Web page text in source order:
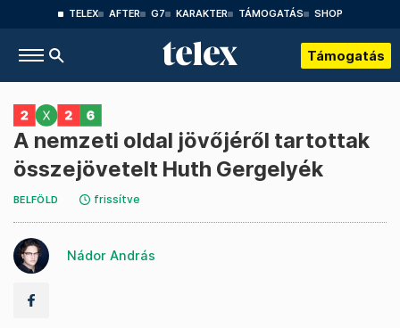
TELEX AFTER G7 KARAKTER TÁMOGATÁS SHOP
Támogatás
A nemzeti oldal jövőjéről tartottak
összejövetelt Huth Gergelyék
BELFÖLD frissítve
Nádor András